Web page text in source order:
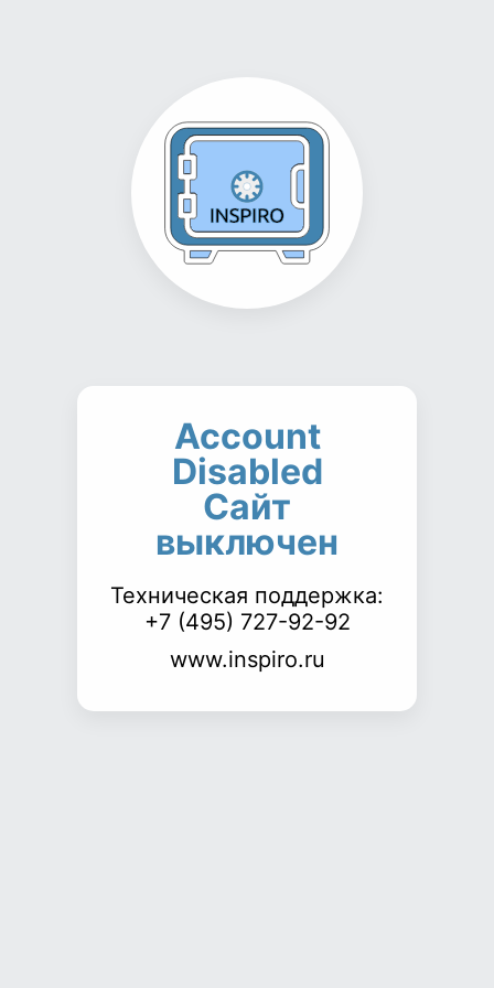
Account
Disabled
Сайт
выключен
Техническая поддержка:
+7 (495) 727-92-92
www.inspiro.ru